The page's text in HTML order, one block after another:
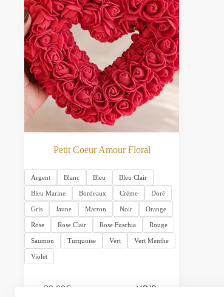
Petit Coeur Amour Floral
Argent Blanc Bleu Bleu Clair
Bleu Marine Bordeaux Crème Doré
Gris Jaune Marron Noir Orange
Rose Rose Clair Rose Fuschia Rouge
Saumon Turquoise Vert Vert Menthe
Violet
30.00€ VOIR